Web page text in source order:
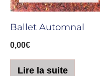
Ballet Automnal
0,00€
Lire la suite